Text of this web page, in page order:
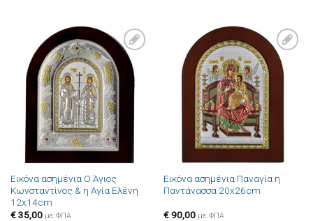
Πρόσθήκη
στην λίστα
επιθυμιών
Εικόνα ασημένια Ο Άγιος
Κωνσταντίνος & η Αγία Ελένη
12x14cm
€35,00 με ΦΠΑ
Πρόσθήκη
στην λίστα
επιθυμιών
Εικόνα ασημένια Παναγία η
Παντάνασσα 20x26cm
€90,00 με ΦΠΑ